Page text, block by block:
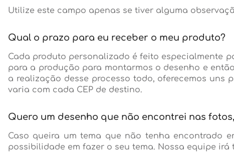
Utilize este campo apenas se tiver alguma
Qual o prazo para eu receber o meu produto?
Cada produto personalizado é feito especialmente
para a produção para montarmos o desenho e
a realização desse processo todo, oferecemos uns
varia com cada CEP de destino.
Quero um desenho que não encontrei nas
Caso queira um tema que não tenha encontrado
possibilidade em fazer o seu tema. Nossa equipe